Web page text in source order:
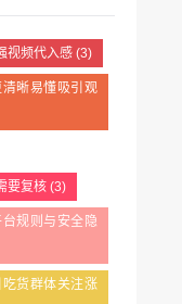
视频代入感(3)
晰易懂吸引观
要复核(3)
规则与安全隐
货群体关注涨